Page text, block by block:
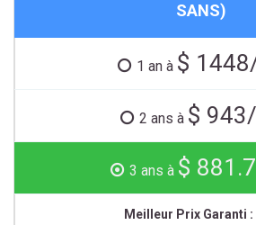
SANS)
1 an à $
2 ans à $
3 ans à $
Meilleur Prix Garanti :